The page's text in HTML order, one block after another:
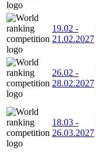
19.02 -
21.02.2027
26.02 -
28.02.2027
18.03 -
26.03.2027